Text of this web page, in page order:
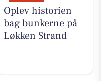
Oplev historien
bag bunkerne på
Løkken Strand